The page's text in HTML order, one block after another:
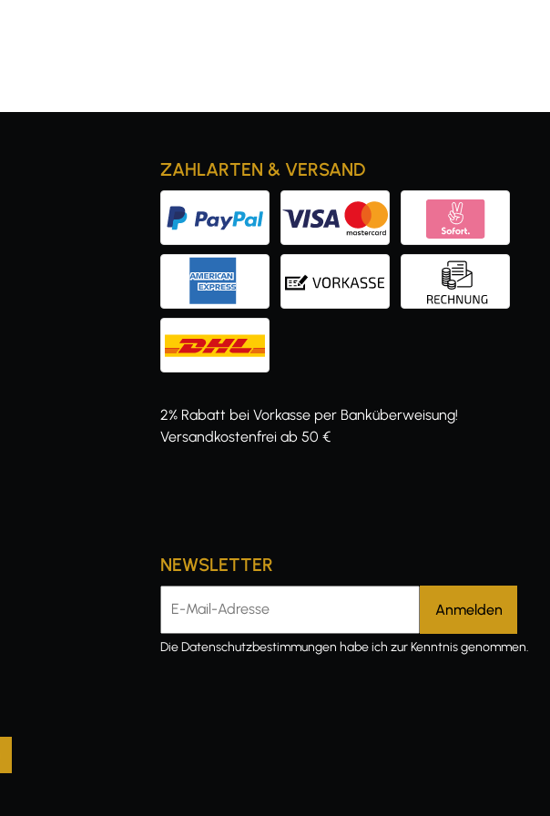
ZAHLARTEN & VERSAND
2% Rabatt bei Vorkasse per Banküberweisung!
Versandkostenfrei ab 50 €
NEWSLETTER
E-Mail-Adresse
DieDatenschutzbestimmungen habe ich zur Kenntnis genommen.